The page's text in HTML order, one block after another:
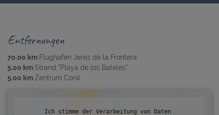
Entfernungen
70.00 km Flughafen Jerez de la Frontera
5.00 km Strand "Playa de los Bateles"
5.00 km Zentrum Conil
Ich stimme der Verarbeitung von Daten